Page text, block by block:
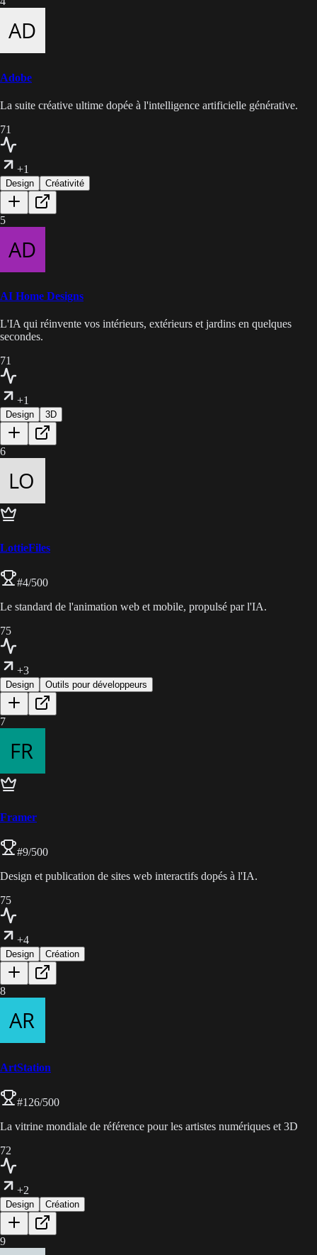
Adobe
La suite créative ultime dopée à l'intelligence artificielle générative.
71
+1
Design Créativité
5
AI Home Designs
L'IA qui réinvente vos intérieurs, extérieurs et jardins en quelques
secondes.
71
+1
Design 3D
6
LottieFiles
#4/500
Le standard de l'animation web et mobile, propulsé par l'IA.
75
+3
Design Outils pour développeurs
7
Framer
#9/500
Design et publication de sites web interactifs dopés à l'IA.
75
+4
Design Création
8
ArtStation
#126/500
La vitrine mondiale de référence pour les artistes numériques et 3D
72
+2
Design Création
9